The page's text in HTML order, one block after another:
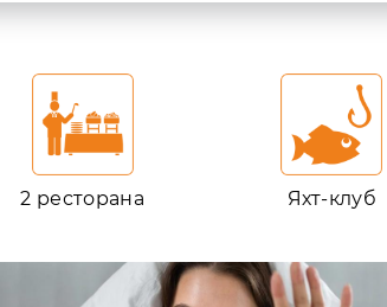
2 ресторана Яхт-клуб